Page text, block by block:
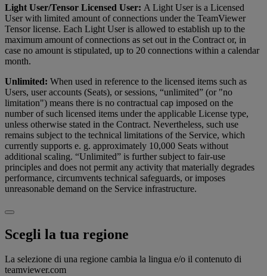
Light User/Tensor Licensed User: A Light User is a Licensed
User with limited amount of connections under the TeamViewer
Tensor license. Each Light User is allowed to establish up to the
maximum amount of connections as set out in the Contract or, in
case no amount is stipulated, up to 20 connections within a calendar
month.
Unlimited: When used in reference to the licensed items such as
Users, user accounts (Seats), or sessions, “unlimited” (or "no
limitation") means there is no contractual cap imposed on the
number of such licensed items under the applicable License type,
unless otherwise stated in the Contract. Nevertheless, such use
remains subject to the technical limitations of the Service, which
currently supports e. g. approximately 10,000 Seats without
additional scaling. “Unlimited” is further subject to fair-use
principles and does not permit any activity that materially degrades
performance, circumvents technical safeguards, or imposes
unreasonable demand on the Service infrastructure.
Scegli la tua regione
La selezione di una regione cambia la lingua e/o il contenuto di
teamviewer.com